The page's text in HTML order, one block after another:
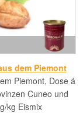
dem Piemont
Piemont, Dose á
Cuneo und
kg Eismix